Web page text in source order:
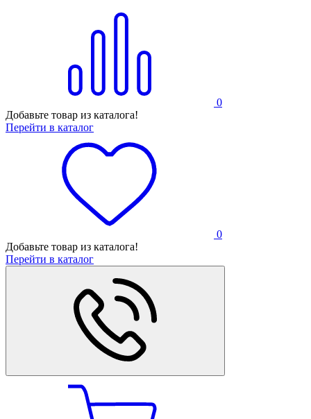
0
Добавьте товар из каталога!
Перейти в каталог
0
Добавьте товар из каталога!
Перейти в каталог